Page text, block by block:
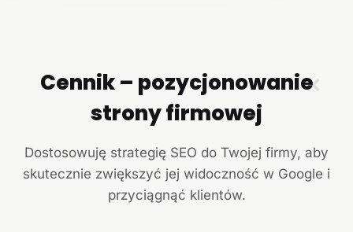
✕
Cennik – pozycjonowanie
strony firmowej
Dostosowuję strategię SEO do Twojej firmy, aby
skutecznie zwiększyć jej widoczność w Google i
przyciągnąć klientów.